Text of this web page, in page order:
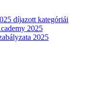
díjazott kategóriái
2025
2025